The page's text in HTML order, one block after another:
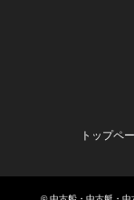
トップペ